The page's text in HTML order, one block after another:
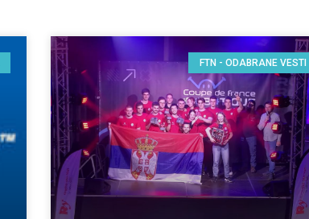
FTN - ODABRANE VESTI